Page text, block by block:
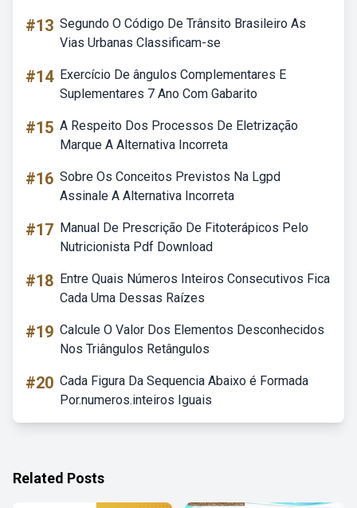
#13 Segundo O Código De Trânsito Brasileiro As
Vias Urbanas Classificam-se
#14 Exercício De ângulos Complementares E
Suplementares 7 Ano Com Gabarito
#15 A Respeito Dos Processos De Eletrização
Marque A Alternativa Incorreta
#16 Sobre Os Conceitos Previstos Na Lgpd
Assinale A Alternativa Incorreta
#17 Manual De Prescrição De Fitoterápicos Pelo
Nutricionista Pdf Download
#18 Entre Quais Números Inteiros Consecutivos Fica
Cada Uma Dessas Raízes
#19 Calcule O Valor Dos Elementos Desconhecidos
Nos Triângulos Retângulos
#20 Cada Figura Da Sequencia Abaixo é Formada
Por.numeros.inteiros Iguais
Related Posts